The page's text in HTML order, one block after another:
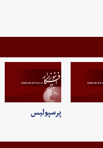
پرسپولیس